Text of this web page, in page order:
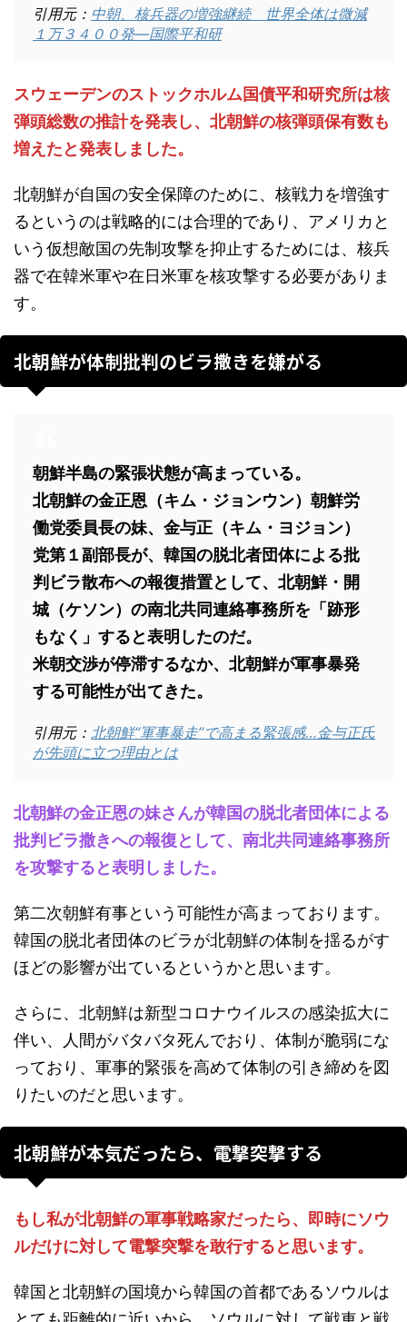
引用元： 中朝、核兵器の増強継続 世界全体は微減
１万３４００発―国際平和研
スウェーデンのストックホルム国債平和研究所は核
弾頭総数の推計を発表し、北朝鮮の核弾頭保有数も
増えたと発表しました。
北朝鮮が自国の安全保障のために、核戦力を増強す
るというのは戦略的には合理的であり、アメリカと
いう仮想敵国の先制攻撃を抑止するためには、核兵
器で在韓米軍や在日米軍を核攻撃する必要がありま
す。
北朝鮮が体制批判のビラ撒きを嫌がる
朝鮮半島の緊張状態が高まっている。
北朝鮮の金正恩（キム・ジョンウン）朝鮮労
働党委員長の妹、金与正（キム・ヨジョン）
党第１副部長が、韓国の脱北者団体による批
判ビラ散布への報復措置として、北朝鮮・開
城（ケソン）の南北共同連絡事務所を「跡形
もなく」すると表明したのだ。
米朝交渉が停滞するなか、北朝鮮が軍事暴発
する可能性が出てきた。
引用元： 北朝鮮“軍事暴走”で高まる緊張感…金与正氏
が先頭に立つ理由とは
北朝鮮の金正恩の妹さんが韓国の脱北者団体による
批判ビラ撒きへの報復として、南北共同連絡事務所
を攻撃すると表明しました。
第二次朝鮮有事という可能性が高まっております。
韓国の脱北者団体のビラが北朝鮮の体制を揺るがす
ほどの影響が出ているというかと思います。
さらに、北朝鮮は新型コロナウイルスの感染拡大に
伴い、人間がバタバタ死んでおり、体制が脆弱にな
っており、軍事的緊張を高めて体制の引き締めを図
りたいのだと思います。
北朝鮮が本気だったら、電撃突撃する
もし私が北朝鮮の軍事戦略家だったら、即時にソウ
ルだけに対して電撃突撃を敢行すると思います。
韓国と北朝鮮の国境から韓国の首都であるソウルは